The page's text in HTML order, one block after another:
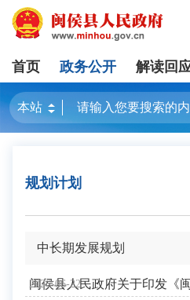
首页 政务公开 解读回
规划计划
中长期发展规划
2026-06-22
闽侯县人民政府关于印发《